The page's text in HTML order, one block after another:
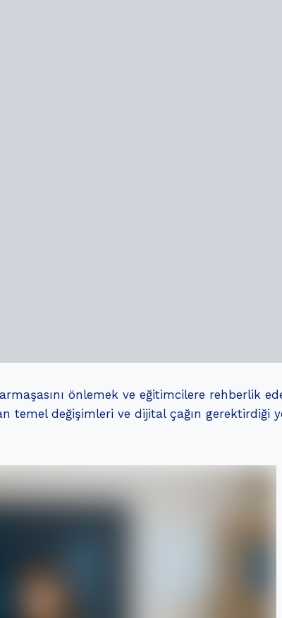
önlemek ve eğitimcilere rehberlik
temel değişimleri ve dijital çağın gerektirdiği